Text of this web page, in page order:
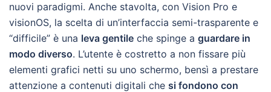
nuovi paradigmi. Anche stavolta, con Vision Pro e
visionOS, la scelta di un’interfaccia semi-trasparente e
“difficile” è una leva gentile che spinge a guardare in
modo diverso. L’utente è costretto a non fissare più
elementi grafici netti su uno schermo, bensì a prestare
attenzione a contenuti digitali che si fondono con